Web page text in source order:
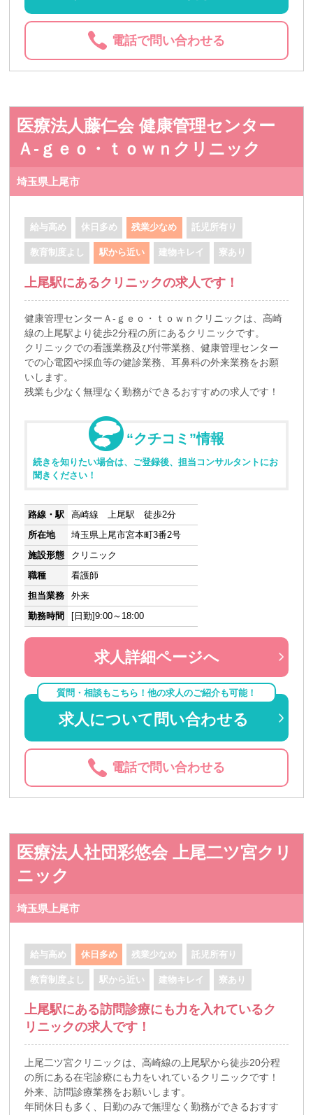
電話で問い合わせる
医療法人藤仁会 健康管理センター
Ａ-ｇｅｏ・ｔｏｗｎクリニック
埼玉県上尾市
給与高め 休日多め 残業少なめ 託児所有り
教育制度よし 駅から近い 建物キレイ 寮あり
上尾駅にあるクリニックの求人です！
健康管理センターＡ-ｇｅｏ・ｔｏｗｎクリニックは、高崎
線の上尾駅より徒歩2分程の所にあるクリニックです。
クリニックでの看護業務及び付帯業務、健康管理センター
での心電図や採血等の健診業務、耳鼻科の外来業務をお願
いします。
残業も少なく無理なく勤務ができるおすすめの求人です！
“クチコミ”情報
続きを知りたい場合は、ご登録後、担当コンサルタントにお
聞きください！
路線・駅
高崎線 上尾駅 徒歩2分
所在地
埼玉県上尾市宮本町3番2号
施設形態
クリニック
職種
看護師
担当業務
外来
勤務時間
[日勤]9:00～18:00
求人詳細ページへ
質問・相談もこちら！他の求人のご紹介も可能！
求人について問い合わせる
電話で問い合わせる
医療法人社団彩悠会 上尾二ツ宮クリ
ニック
埼玉県上尾市
給与高め 休日多め 残業少なめ 託児所有り
教育制度よし 駅から近い 建物キレイ 寮あり
上尾駅にある訪問診療にも力を入れているク
リニックの求人です！
上尾二ツ宮クリニックは、高崎線の上尾駅から徒歩20分程
の所にある在宅診療にも力をいれているクリニックです！
外来、訪問診療業務をお願いします。
年間休日も多く、日勤のみで無理なく勤務ができるおすす